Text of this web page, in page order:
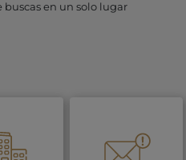
en un solo lugar